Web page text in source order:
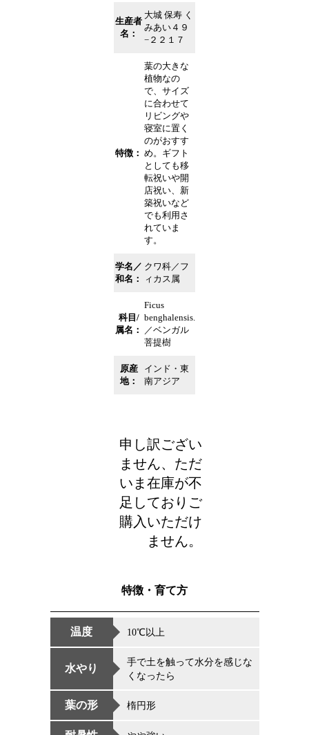
生産者
名：
大城 保寿 く
みあい４９
−２２１７
特徴：
葉の大きな
植物なの
で、サイズ
に合わせて
リビングや
寝室に置く
のがおすす
め。ギフト
としても移
転祝いや開
店祝い、新
築祝いなど
でも利用さ
れていま
す。
学名／
和名：
クワ科／フ
ィカス属
科目/
属名：
Ficus
benghalensis.
／ベンガル
菩提樹
原産
地：
インド・東
南アジア
申し訳ござい
ません、ただ
いま在庫が不
足しておりご
購入いただけ
ません。
特徴・育て方
温度 10℃以上
水やり
手で土を触って水分を感じな
くなったら
葉の形 楕円形